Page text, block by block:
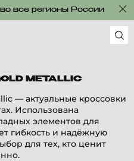
все регионы России
METALLIC
— актуальные кроссовки
Использована
элементов для
гибкость и надёжную
для тех, кто ценит